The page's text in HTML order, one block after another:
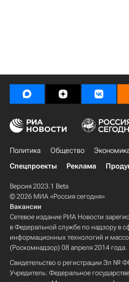
Политика Общество
Спецпроекты
Реклама
Версия 2023.1 Beta
© 2026 МИА «Россия сегодня»
Вакансии
Сетевое издание РИА Новости
в Федеральной службе по надзору в
информационных технологий и
(Роскомнадзор) 08 апреля 2014 года.
Свидетельство о регистрации Эл №
Учредитель: Федеральное